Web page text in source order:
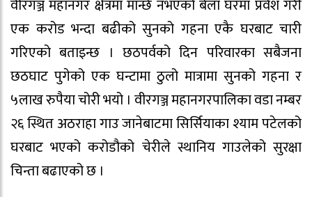
वीरगञ्ज महानगर क्षेत्रमा मान्छे नभएको बेला घरमा प्रवेश गरी
एक करोड भन्दा बढीको सुनको गहना एकै घरबाट चारी
गरिएको बताइन्छ । छठपर्वको दिन परिवारका सबैजना
छठघाट पुगेको एक घन्टामा ठुलो मात्रामा सुनको गहना र
५लाख रुपैया चोरी भयो । वीरगञ्ज महानगरपालिका वडा नम्बर
२६ स्थित अठराहा गाउ जानेबाटमा सिर्सियाका श्याम पटेलको
घरबाट भएको करोडौको चेरीले स्थानिय गाउलेको सुरक्षा
चिन्ता बढाएको छ ।